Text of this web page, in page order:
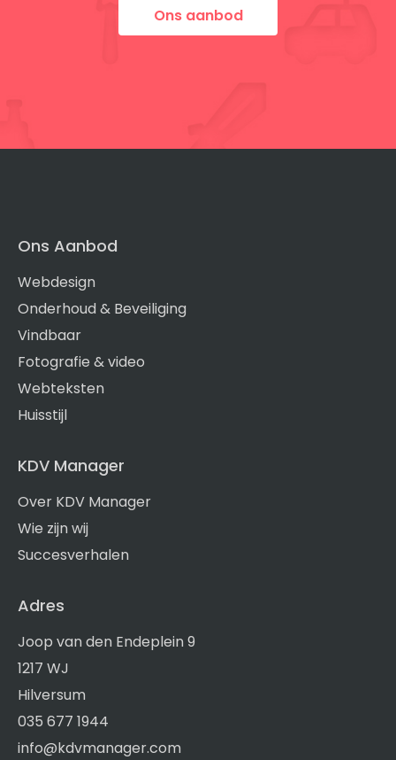
Ons aanbod
Ons Aanbod
Webdesign
Onderhoud & Beveiliging
Vindbaar
Fotografie & video
Webteksten
Huisstijl
KDV Manager
Over KDV Manager
Wie zijn wij
Succesverhalen
Adres
Joop van den Endeplein 9
1217 WJ
Hilversum
035 677 1944
info@kdvmanager.com